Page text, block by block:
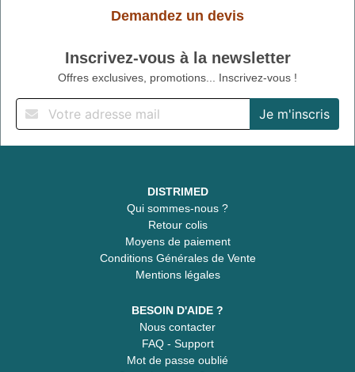
Demandez un devis
Inscrivez-vous à la newsletter
Offres exclusives, promotions... Inscrivez-vous !
DISTRIMED
Qui sommes-nous ?
Retour colis
Moyens de paiement
Conditions Générales de Vente
Mentions légales
BESOIN D'AIDE ?
Nous contacter
FAQ - Support
Mot de passe oublié